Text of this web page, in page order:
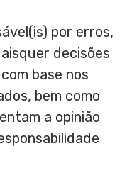
por erros,
decisões
base nos
bem como
a opinião